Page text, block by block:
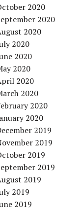
2020
2020
2020
2020
2020
2020
2020
2020
2020
2020
2019
2019
2019
2019
2019
2019
2019